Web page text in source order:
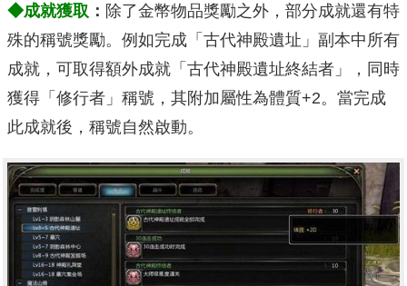
◆成就獲取 ： 除了金幣物品獎勵之外，部分成就還有特
殊的稱號獎勵。例如完成「古代神殿遺址」副本中所有
成就，可取得額外成就「古代神殿遺址終結者」，同時
獲得「修行者」稱號，其附加屬性為體質+2。當完成
此成就後，稱號自然啟動。